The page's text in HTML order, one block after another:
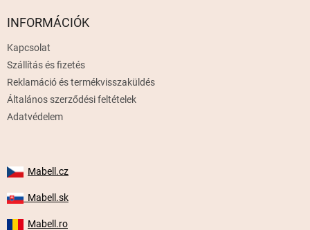
INFORMÁCIÓK
Kapcsolat
Szállítás és fizetés
Reklamáció és termékvisszaküldés
Általános szerződési feltételek
Adatvédelem
Mabell.cz
Mabell.sk
Mabell.ro